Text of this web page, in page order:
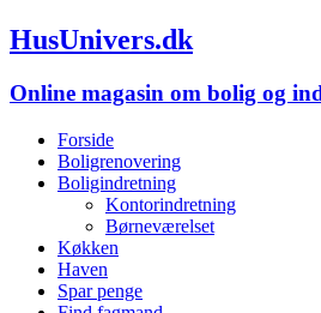
HusUnivers.dk
Online magasin om bolig og
Forside
Boligrenovering
Boligindretning
Kontorindretning
Børneværelset
Køkken
Haven
Spar penge